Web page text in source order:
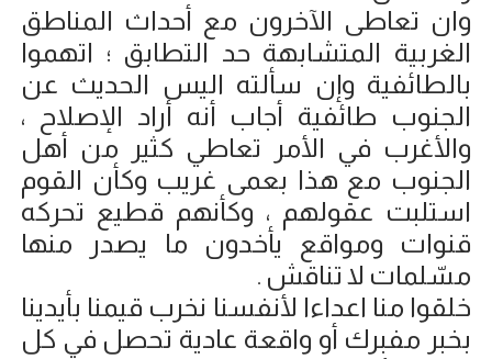
وان تعاطى الآخرون مع أحداث المناطق
الغربية المتشابهة حد التطابق ؛ اتهموا
بالطائفية وإن سألته اليس الحديث عن
الجنوب طائفية أجاب أنه أراد الإصلاح ،
والأغرب في الأمر تعاطي كثير من أهل
الجنوب مع هذا بعمى غريب وكأن القوم
استلبت عقولهم ، وكأنهم قطيع تحركه
قنوات ومواقع يأخدون ما يصدر منها
مسّلمات لا تناقش .
خلقوا منا اعداءا لأنفسنا نخرب قيمنا بأيدينا
بخبر مفبرك أو واقعة عادية تحصل في كل